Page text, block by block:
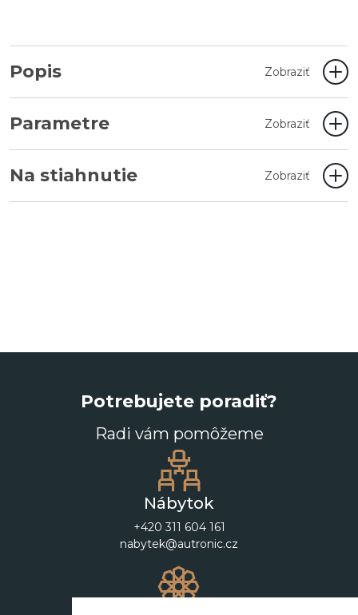
Popis Zobraziť
Parametre Zobraziť
Na stiahnutie Zobraziť
Potrebujete poradiť?
Radi vám pomôžeme
Nábytok
+420 311 604 161
nabytek@autronic.cz